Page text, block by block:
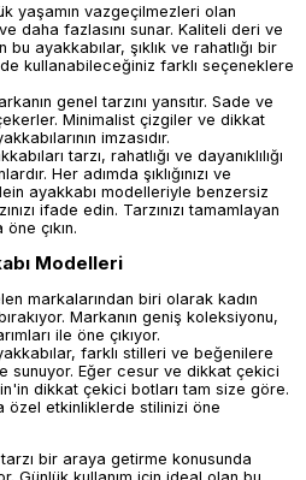
yaşamın vazgeçilmezleri olan
daha fazlasını sunar. Kaliteli deri ve
ayakkabılar, şıklık ve rahatlığı bir
kullanabileceğiniz farklı seçeneklere
genel tarzını yansıtır. Sade ve
Minimalist çizgiler ve dikkat
imzasıdır.
tarzı, rahatlığı ve dayanıklılığı
Her adımda şıklığınızı ve
ayakkabı modelleriyle benzersiz
ifade edin. Tarzınızı tamamlayan
çıkın.
Modelleri
markalarından biri olarak kadın
Markanın geniş koleksiyonu,
ile öne çıkıyor.
farklı stilleri ve beğenilere
sunuyor. Eğer cesur ve dikkat çekici
dikkat çekici botları tam size göre.
özel etkinliklerde stilinizi öne
bir araya getirme konusunda